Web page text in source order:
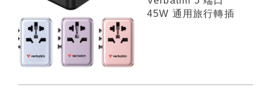
45W 通用旅行轉插